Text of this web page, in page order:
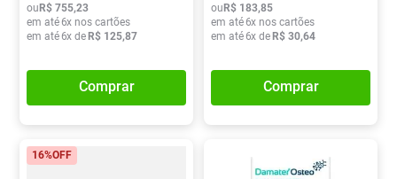
ouR$ 755,23
em até6x nos cartões
em até6x deR$ 125,87
Comprar
ouR$ 183,85
em até6x nos cartões
em até6x deR$ 30,64
Comprar
16%OFF